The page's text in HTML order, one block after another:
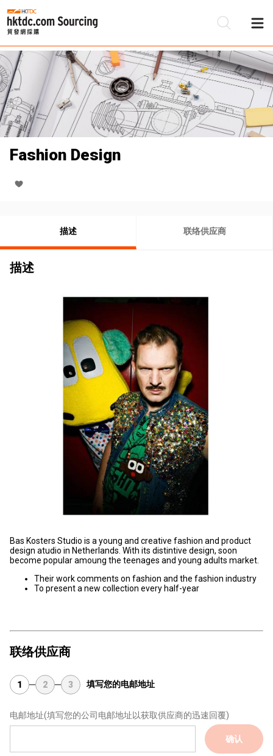
Fashion Design
描述 联络供应商
描述
Bas Kosters Studio is a young and creative fashion and product
design atudio in Netherlands. With its distintive design, soon
become popular amoung the teenages and young adults market.
Their work comments on fashion and the fashion industry
To present a new collection every half-year
联络供应商
1 2 3 填写您的电邮地址
电邮地址(填写您的公司电邮地址以获取供应商的迅速回覆)
确认